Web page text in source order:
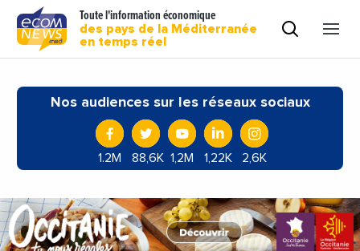
Toute l'information économique
des pays de la Méditerranée
en temps réel
Nos audiences sur les réseaux sociaux
1.2M 88,6K 1,2M 1,22K 2,6K